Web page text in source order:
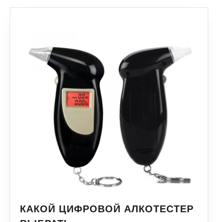
КАКОЙ ЦИФРОВОЙ АЛКОТЕСТЕР